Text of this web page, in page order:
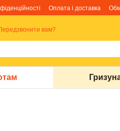
Оплата і доставка
вам?